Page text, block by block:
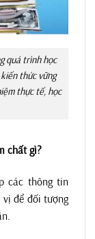
quá trình học
thức vững
thực tế, học
chất gì?
các thông tin
để đối tượng